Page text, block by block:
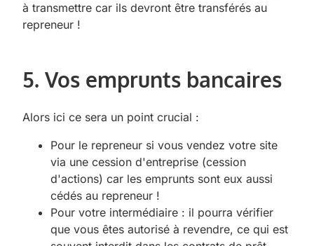
à transmettre car ils devront être transférés au
repreneur !
5. Vos emprunts bancaires
Alors ici ce sera un point crucial :
Pour le repreneur si vous vendez votre site
via une cession d'entreprise (cession
d'actions) car les emprunts sont eux aussi
cédés au repreneur !
Pour votre intermédiaire : il pourra vérifier
que vous êtes autorisé à revendre, ce qui est